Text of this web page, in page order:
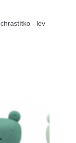
- lev